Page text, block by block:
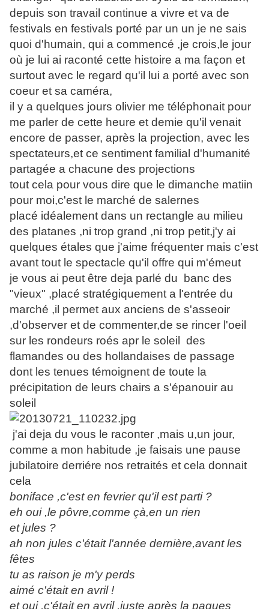
depuis son travail continue a vivre et va de
festivals en festivals porté par un un je ne sais
quoi d'humain, qui a commencé ,je crois,le jour
où je lui ai raconté cette histoire a ma façon et
surtout avec le regard qu'il lui a porté avec son
coeur et sa caméra,
il y a quelques jours olivier me téléphonait pour
me parler de cette heure et demie qu'il venait
encore de passer, après la projection, avec les
spectateurs,et ce sentiment familial d'humanité
partagée a chacune des projections
tout cela pour vous dire que le dimanche matiin
pour moi,c'est le marché de salernes
placé idéalement dans un rectangle au milieu
des platanes ,ni trop grand ,ni trop petit,j'y ai
quelques étales que j'aime fréquenter mais c'est
avant tout le spectacle qu'il offre qui m'émeut
je vous ai peut être deja parlé du banc des
"vieux" ,placé stratégiquement a l'entrée du
marché ,il permet aux anciens de s'asseoir
,d'observer et de commenter,de se rincer l'oeil
sur les rondeurs roés apr le soleil des
flamandes ou des hollandaises de passage
dont les tenues témoignent de toute la
précipitation de leurs chairs a s'épanouir au
soleil
j'ai deja du vous le raconter ,mais u,un jour,
comme a mon habitude ,je faisais une pause
jubilatoire derriére nos retraités et cela donnait
cela
boniface ,c'est en fevrier qu'il est parti ?
eh oui ,le pôvre,comme çà,en un rien
et jules ?
ah non jules c'était l'année dernière,avant les
fêtes
tu as raison je m'y perds
aimé c'était en avril !
et oui ,c'était en avril ,juste après la paques